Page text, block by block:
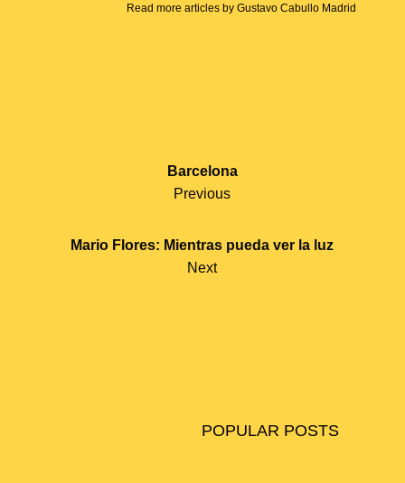
Read more articles by Gustavo Cabullo Madrid
Barcelona
Previous
Mario Flores: Mientras pueda ver la luz
Next
POPULAR POSTS